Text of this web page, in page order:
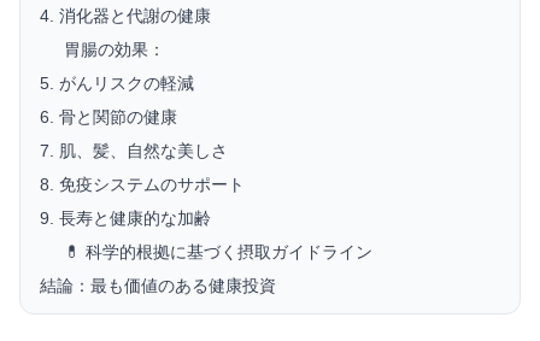
4. 消化器と代謝の健康
胃腸の効果：
5. がんリスクの軽減
6. 骨と関節の健康
7. 肌、髪、自然な美しさ
8. 免疫システムのサポート
9. 長寿と健康的な加齢
💊 科学的根拠に基づく摂取ガイドライン
結論：最も価値のある健康投資